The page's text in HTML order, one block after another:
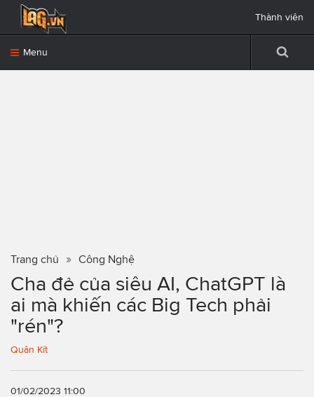
Menu
Thành viên
Trang chủ Công Nghệ
Cha đẻ của siêu AI, ChatGPT là
ai mà khiến các Big Tech phải
"rén"?
Quân Kít
01/02/2023 11:00